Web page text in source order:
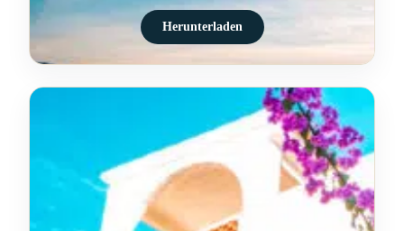
Herunterladen